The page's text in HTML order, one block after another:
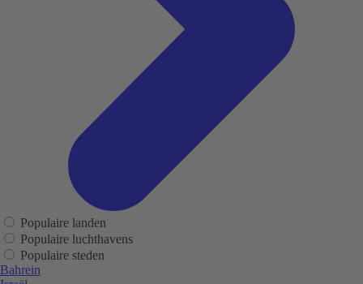
Populaire landen
Populaire luchthavens
Populaire steden
Bahrein